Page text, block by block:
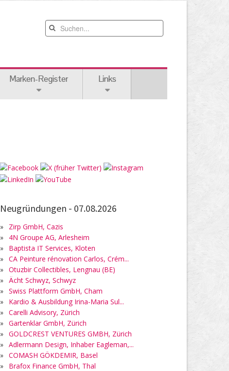
Marken-Register Links
Neugründungen - 07.08.2026
»
Zirp GmbH, Cazis
»
4N Groupe AG, Arlesheim
»
Baptista IT Services, Kloten
» CA Peinture rénovation Carlos, Crém...
» Otuzbir Collectibles, Lengnau (BE)
»
Ächt Schwyz, Schwyz
» Swiss Plattform GmbH, Cham
»
Kardio & Ausbildung Irina-Maria Sul...
» Carelli Advisory, Zürich
» Gartenklar GmbH, Zürich
» GOLDCREST VENTURES GMBH, Zürich
» Adlermann Design, Inhaber Eagleman,...
» COMASH GÖKDEMIR, Basel
»
Brafox Finance GmbH, Thal